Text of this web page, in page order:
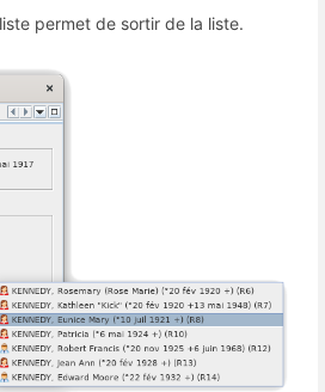
permet de sortir de la liste.